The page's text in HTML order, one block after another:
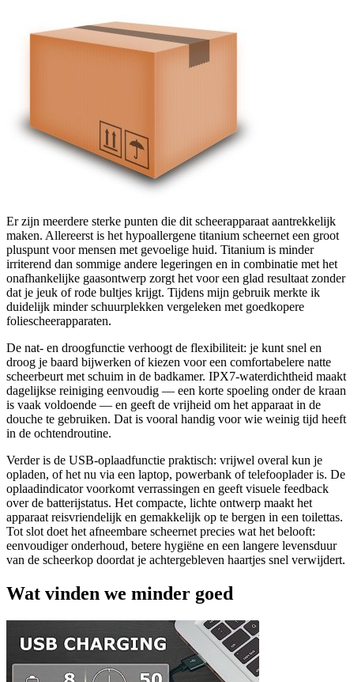
Er zijn meerdere sterke punten die dit scheerapparaat aantrekkelijk
maken. Allereerst is het hypoallergene titanium scheernet een groot
pluspunt voor mensen met gevoelige huid. Titanium is minder
irriterend dan sommige andere legeringen en in combinatie met het
onafhankelijke gaasontwerp zorgt het voor een glad resultaat zonder
dat je jeuk of rode bultjes krijgt. Tijdens mijn gebruik merkte ik
duidelijk minder schuurplekken vergeleken met goedkopere
foliescheerapparaten.
De nat- en droogfunctie verhoogt de flexibiliteit: je kunt snel en
droog je baard bijwerken of kiezen voor een comfortabelere natte
scheerbeurt met schuim in de badkamer. IPX7-waterdichtheid maakt
dagelijkse reiniging eenvoudig — een korte spoeling onder de kraan
is vaak voldoende — en geeft de vrijheid om het apparaat in de
douche te gebruiken. Dat is vooral handig voor wie weinig tijd heeft
in de ochtendroutine.
Verder is de USB-oplaadfunctie praktisch: vrijwel overal kun je
opladen, of het nu via een laptop, powerbank of telefooplader is. De
oplaadindicator voorkomt verrassingen en geeft visuele feedback
over de batterijstatus. Het compacte, lichte ontwerp maakt het
apparaat reisvriendelijk en gemakkelijk op te bergen in een toilettas.
Tot slot doet het afneembare scheernet precies wat het belooft:
eenvoudiger onderhoud, betere hygiëne en een langere levensduur
van de scheerkop doordat je achtergebleven haartjes snel verwijdert.
Wat vinden we minder goed